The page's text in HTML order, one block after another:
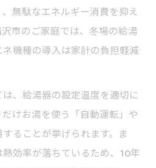
無駄なエネルギー消費を抑え
市のご家庭では、冬場の給湯
機種の導入は家計の負担軽減
、給湯器の設定温度を適切に
けお湯を使う「自動運転」や
することが挙げられます。ま
効率が落ちているため、10年